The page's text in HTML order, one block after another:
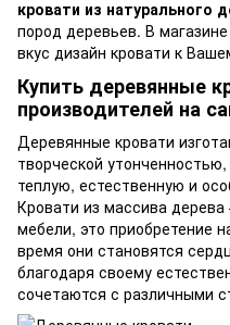
кровати из натурального
пород деревьев. В
вкус дизайн кровати к
Купить деревянные
производителей на
Деревянные кровати
творческой
теплую, естественную и
Кровати из массива
мебели, это приобретение
время они становятся
благодаря своему
сочетаются с различными